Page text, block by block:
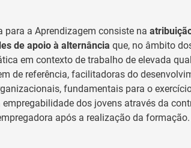
para a Aprendizagem consiste na
de apoio à alternância que, no âmbito
em contexto de trabalho de elevada
de referência, facilitadoras do
fundamentais para o
dos jovens através da
após a realização da formação.